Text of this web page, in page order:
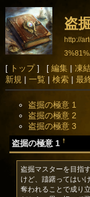
盗
http://
[ トップ] [ 編集| 凍
新規 | 一覧 | 検索| 最
盗掘の極意 1
盗掘の極意 2
盗掘の極意 3
盗掘の極意 1†
盗掘マスターを目指
けど、躊躇ってはい
奪われることで成り